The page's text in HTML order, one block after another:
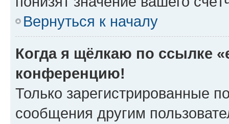
Вернуться к началу
Когда я щёлкаю по ссылке
конференцию!
Только зарегистрированные
сообщения другим